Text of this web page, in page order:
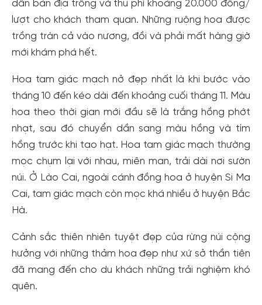
dân bản địa trồng và thu phí khoảng 20.000 đồng/
lượt cho khách tham quan. Những ruộng hoa được
trồng tràn cả vào nương, đồi và phải mất hàng giờ
mới khám phá hết.
Hoa tam giác mạch nở đẹp nhất là khi bước vào
tháng 10 đến kéo dài đến khoảng cuối tháng 11. Màu
hoa theo thời gian mới đầu sẽ là trắng hồng phớt
nhạt, sau đó chuyển dần sang màu hồng và tím
hồng trước khi tạo hạt. Hoa tam giác mạch thường
mọc chụm lại với nhau, miên man, trải dài nơi sườn
núi. Ở Lào Cai, ngoài cánh đồng hoa ở huyện Si Ma
Cai, tam giác mạch còn mọc khá nhiều ở huyện Bắc
Hà.
Cảnh sắc thiên nhiên tuyệt đẹp của rừng núi cộng
hưởng với những thảm hoa đẹp như xứ sở thần tiên
đã mang đến cho du khách những trải nghiệm khó
quên.